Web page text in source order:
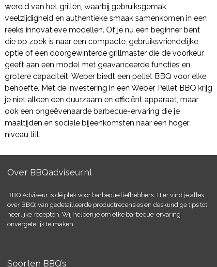
wereld van het grillen, waarbij gebruiksgemak,
veelzijdigheid en authentieke smaak samenkomen in een
reeks innovatieve modellen. Of je nu een beginner bent
die op zoek is naar een compacte, gebruiksvriendelijke
optie of een doorgewinterde grillmaster die de voorkeur
geeft aan een model met geavanceerde functies en
grotere capaciteit, Weber biedt een pellet BBQ voor elke
behoefte. Met de investering in een Weber Pellet BBQ krijg
je niet alleen een duurzaam en efficiënt apparaat, maar
ook een ongeëvenaarde barbecue-ervaring die je
maaltijden en sociale bijeenkomsten naar een hoger
niveau tilt.
Over BBQadviseur.nl
BBQ Adviseur is dé plek voor barbecue liefhebbers. Hier vind je alles
over BBQ: van gedetailleerde productrecensies en deskundige tips tot
heerlijke recepten. Wij helpen je om elke barbecue-ervaring
onvergetelijk te maken.
Soorten BBQ’s